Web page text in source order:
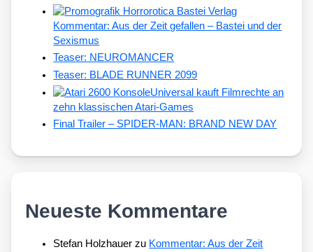
Kommentar: Aus der Zeit gefallen – Bastei und der
Sexismus
Teaser: NEUROMANCER
Teaser: BLADE RUNNER 2099
Universal kauft Filmrechte an
zehn klassischen Atari-Games
Final Trailer – SPIDER-MAN: BRAND NEW DAY
Neueste Kommentare
Stefan Holzhauer zu Kommentar: Aus der Zeit